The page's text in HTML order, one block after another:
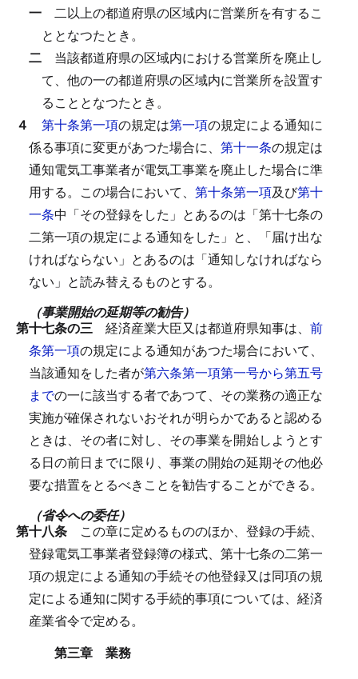
一 二以上の都道府県の区域内に営業所を有するこ
ととなつたとき。
二 当該都道府県の区域内における営業所を廃止し
て、他の一の都道府県の区域内に営業所を設置す
ることとなつたとき。
４ 第十条第一項の規定は第一項の規定による通知に
係る事項に変更があつた場合に、 第十一条の規定は
通知電気工事業者が電気工事業を廃止した場合に準
用する。 この場合において、 第十条第一項及び第十
一条中「その登録をした」とあるのは「第十七条の
二第一項の規定による通知をした」と、「届け出な
ければならない」とあるのは「通知しなければなら
ない」と読み替えるものとする。
（事業開始の延期等の勧告）
第十七条の三 経済産業大臣又は都道府県知事は、 前
条第一項の規定による通知があつた場合において、
当該通知をした者が第六条第一項第一号から第五号
までの一に該当する者であつて、その業務の適正な
実施が確保されないおそれが明らかであると認める
ときは、その者に対し、その事業を開始しようとす
る日の前日までに限り、事業の開始の延期その他必
要な措置をとるべきことを勧告することができる。
（省令への委任）
第十八条 この章に定めるもののほか、登録の手続、
登録電気工事業者登録簿の様式、第十七条の二第一
項の規定による通知の手続その他登録又は同項の規
定による通知に関する手続的事項については、経済
産業省令で定める。
第三章 業務